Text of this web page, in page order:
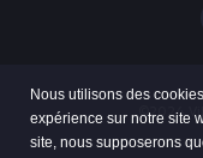
©2024
Nous utilisons des
expérience sur notre site
site, nous supposerons